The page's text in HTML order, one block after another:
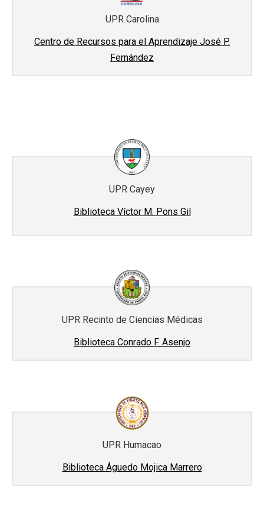
UPR Carolina
Centro de Recursos para el Aprendizaje José P.
Fernández
UPR Cayey
Biblioteca Víctor M. Pons Gil
UPR Recinto de Ciencias Médicas
Biblioteca Conrado F. Asenjo
UPR Humacao
Biblioteca Águedo Mojica Marrero